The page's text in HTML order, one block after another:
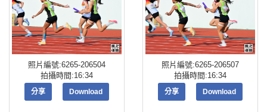
照片編號:6265-206504
拍攝時間:16:34
分享 Download
照片編號:6265-206507
拍攝時間:16:34
分享 Download